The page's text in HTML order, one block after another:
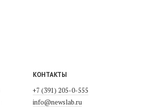
КОНТАКТЫ
+7 (391) 205-0-555
info@newslab.ru